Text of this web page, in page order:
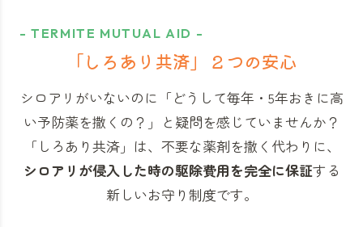
- TERMITE MUTUAL AID -
「しろあり共済」 ２つの安心
シロアリがいないのに「どうして毎年・5年おきに高
い予防薬を撒くの？」と 疑問を感じていませんか？
「しろあり共済」 は、不要な薬剤を撒く代わりに、
シロアリが侵入した時の駆除費用を完全に保証する
新しいお守り制度です。